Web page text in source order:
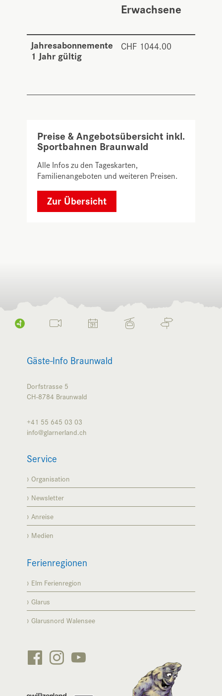
Erwachsene
Jahresabonnemente
1 Jahr gültig
CHF 1044.00
Preise & Angebotsübersicht inkl.
Sportbahnen Braunwald
Alle Infos zu den Tageskarten,
Familienangeboten und weiteren Preisen.
Zur Übersicht
Gäste-Info Braunwald
Dorfstrasse 5
CH-8784 Braunwald
+41 55 645 03 03
info@glarnerland.ch
Service
Organisation
Newsletter
Anreise
Medien
Ferienregionen
Elm Ferienregion
Glarus
Glarusnord Walensee

 